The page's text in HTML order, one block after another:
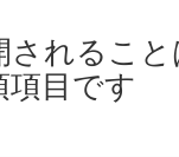
されるこ
目です